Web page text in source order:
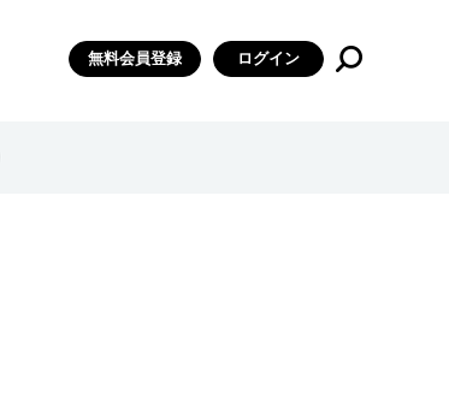
無料会員登録 ログイン